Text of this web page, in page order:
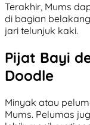
Terakhir, Mums
di bagian
jari telunjuk kaki.
Pijat Bayi
Doodle
Minyak atau
Mums. Pelumas